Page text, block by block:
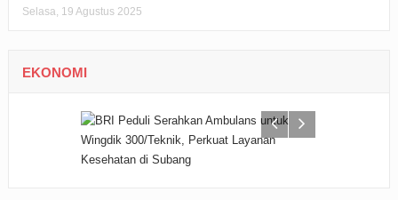
Selasa, 19 Agustus 2025
EKONOMI